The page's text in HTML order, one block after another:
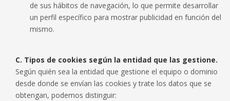
de sus hábitos de navegación, lo que permite desarrollar
un perfil específico para mostrar publicidad en función del
mismo.
C. Tipos de cookies según la entidad que las gestione.
Según quién sea la entidad que gestione el equipo o dominio
desde donde se envían las cookies y trate los datos que se
obtengan, podemos distinguir: